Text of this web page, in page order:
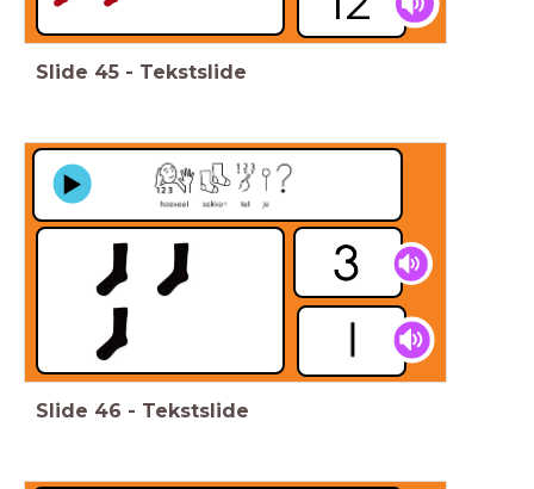
Slide 45 - Tekstslide
Slide 46 - Tekstslide